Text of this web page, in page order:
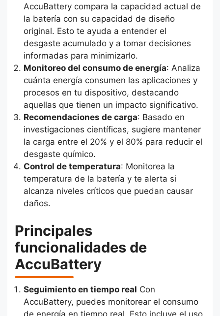
AccuBattery compara la capacidad actual de
la batería con su capacidad de diseño
original. Esto te ayuda a entender el
desgaste acumulado y a tomar decisiones
informadas para minimizarlo.
Monitoreo del consumo de energía: Analiza
cuánta energía consumen las aplicaciones y
procesos en tu dispositivo, destacando
aquellas que tienen un impacto significativo.
Recomendaciones de carga: Basado en
investigaciones científicas, sugiere mantener
la carga entre el 20% y el 80% para reducir el
desgaste químico.
Control de temperatura: Monitorea la
temperatura de la batería y te alerta si
alcanza niveles críticos que puedan causar
daños.
Principales
funcionalidades de
AccuBattery
Seguimiento en tiempo real Con
AccuBattery, puedes monitorear el consumo